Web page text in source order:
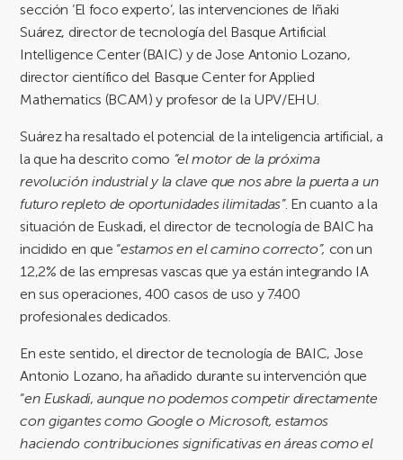
sección ‘El foco experto’, las intervenciones de Iñaki
Suárez, director de tecnología del Basque Artificial
Intelligence Center (BAIC) y de Jose Antonio Lozano,
director científico del Basque Center for Applied
Mathematics (BCAM) y profesor de la UPV/EHU.
Suárez ha resaltado el potencial de la inteligencia artificial, a
la que ha descrito como “el motor de la próxima
revolución industrial y la clave que nos abre la puerta a un
futuro repleto de oportunidades ilimitadas”. En cuanto a la
situación de Euskadi, el director de tecnología de BAIC ha
incidido en que “estamos en el camino correcto”, con un
12,2% de las empresas vascas que ya están integrando IA
en sus operaciones, 400 casos de uso y 7.400
profesionales dedicados.
En este sentido, el director de tecnología de BAIC, Jose
Antonio Lozano, ha añadido durante su intervención que
“en Euskadi, aunque no podemos competir directamente
con gigantes como Google o Microsoft, estamos
haciendo contribuciones significativas en áreas como el